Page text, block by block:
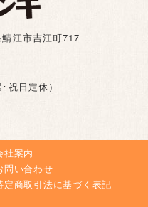
江市吉江町717
日定休）
社案内
問い合わせ
定商取引法に基づく表記